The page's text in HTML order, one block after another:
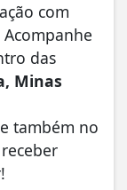
com
das
Minas
também no